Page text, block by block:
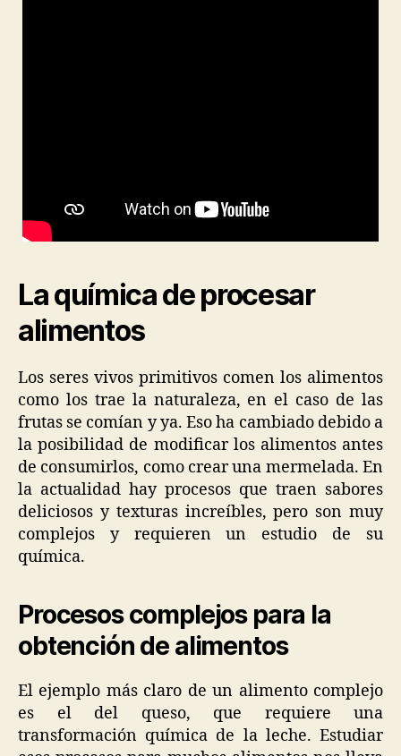
La química de procesar
alimentos
Los seres vivos primitivos comen los alimentos
como los trae la naturaleza, en el caso de las
frutas se comían y ya. Eso ha cambiado debido a
la posibilidad de modificar los alimentos antes
de consumirlos, como crear una mermelada. En
la actualidad hay procesos que traen sabores
deliciosos y texturas increíbles, pero son muy
complejos y requieren un estudio de su
química.
Procesos complejos para la
obtención de alimentos
El ejemplo más claro de un alimento complejo
es el del queso, que requiere una
transformación química de la leche. Estudiar